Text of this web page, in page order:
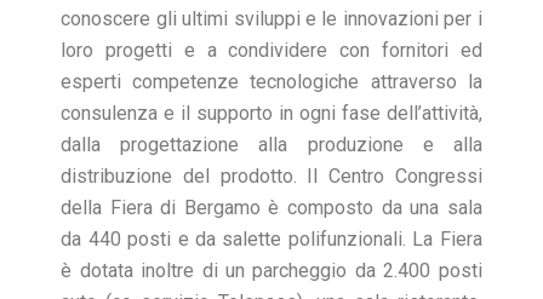
conoscere gli ultimi sviluppi e le innovazioni per i
loro progetti e a condividere con fornitori ed
esperti competenze tecnologiche attraverso la
consulenza e il supporto in ogni fase dell’attività,
dalla progettazione alla produzione e alla
distribuzione del prodotto. Il Centro Congressi
della Fiera di Bergamo è composto da una sala
da 440 posti e da salette polifunzionali. La Fiera
è dotata inoltre di un parcheggio da 2.400 posti